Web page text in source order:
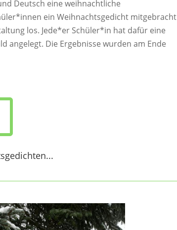
Deutsch eine weihnachtliche
ein Weihnachtsgedicht mitgebracht
los. Jede*er Schüler*in hat dafür eine
angelegt. Die Ergebnisse wurden am Ende